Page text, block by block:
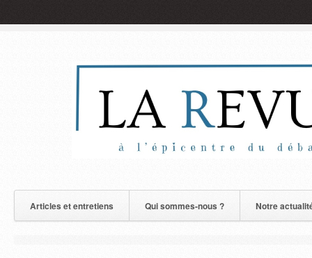
Articles et entretiens Qui sommes-nous ? Notre